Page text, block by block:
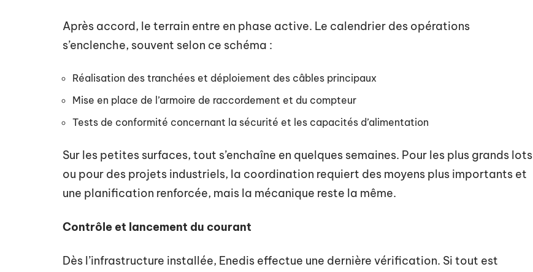
Après accord, le terrain entre en phase active. Le calendrier des opérations
s’enclenche, souvent selon ce schéma :
Réalisation des tranchées et déploiement des câbles principaux
Mise en place de l’armoire de raccordement et du compteur
Tests de conformité concernant la sécurité et les capacités d’alimentation
Sur les petites surfaces, tout s’enchaîne en quelques semaines. Pour les plus grands lots
ou pour des projets industriels, la coordination requiert des moyens plus importants et
une planification renforcée, mais la mécanique reste la même.
Contrôle et lancement du courant
Dès l’infrastructure installée, Enedis effectue une dernière vérification. Si tout est